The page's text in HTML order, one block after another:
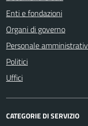
Enti e fondazioni
Organi di governo
Personale
Politici
Uffici
CATEGORIE DI SERVIZIO